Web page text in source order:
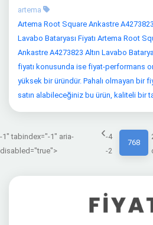
artema
Artema Root Square Ankastre A4273823
Lavabo Bataryası Fiyatı Artema Root
Ankastre A4273823 Altın Lavabo
fiyatı konusunda ise fiyat-performans
yüksek bir üründür. Pahalı olmayan bir
satın alabileceğiniz bu ürün, kaliteli bir
-1" tabindex="-1" aria-
disabled="true">
-4
-2
768